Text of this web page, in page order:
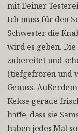
mit Deiner
Ich muss für den
Schwester die
wird es geben. Die
zubereitet und
(tiefgefroren und
Genuss.
Kekse gerade
hoffe, dass sie
haben jedes Mal